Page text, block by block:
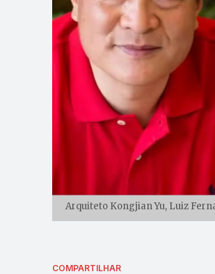
Arquiteto Kongjian Yu, Luiz
COMPARTILHAR